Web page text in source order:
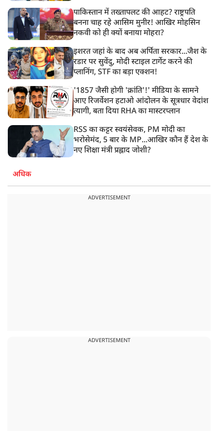
पाकिस्तान में तख्तापलट की आहट? राष्ट्रपति
बनना चाह रहे आसिम मुनीर! आखिर मोहसिन
नकवी को ही क्यों बनाया मोहरा?
इशरत जहां के बाद अब अर्पिता सरकार...जैश के
रडार पर सुवेंदु, मोदी स्टाइल टार्गेट करने की
प्लानिंग, STF का बड़ा एक्शन!
'1857 जैसी होगी 'क्रांति'!' मीडिया के सामने
आए रिजर्वेशन हटाओ आंदोलन के सूत्रधार वेदांश
त्यागी, बता दिया RHA का मास्टरप्लान
RSS का कट्टर स्वयंसेवक, PM मोदी का
भरोसेमंद, 5 बार के MP...आखिर कौन हैं देश के
नए शिक्षा मंत्री प्रह्लाद जोशी?
अधिक
ADVERTISEMENT
ADVERTISEMENT